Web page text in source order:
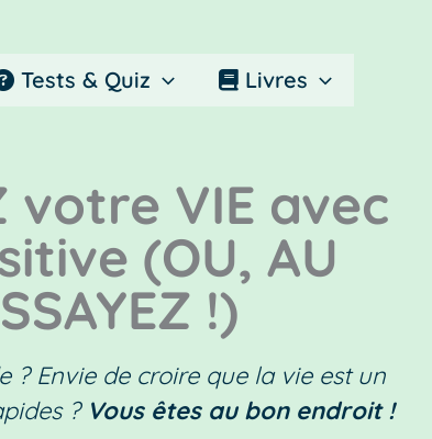
Tests & Quiz Livres
votre VIE avec
(OU, AU
!)
? Envie de croire que la vie est un
? Vous êtes au bon endroit !